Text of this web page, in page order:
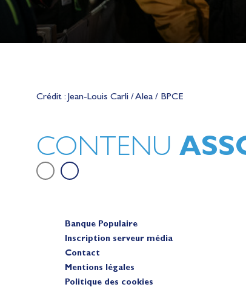
Crédit : Jean-Louis Carli / Alea / BPCE
CONTENU
sur le plan d'eau des Jeux
Banque Populaire
Inscription serveur média
Contact
Mentions légales
Politique des cookies